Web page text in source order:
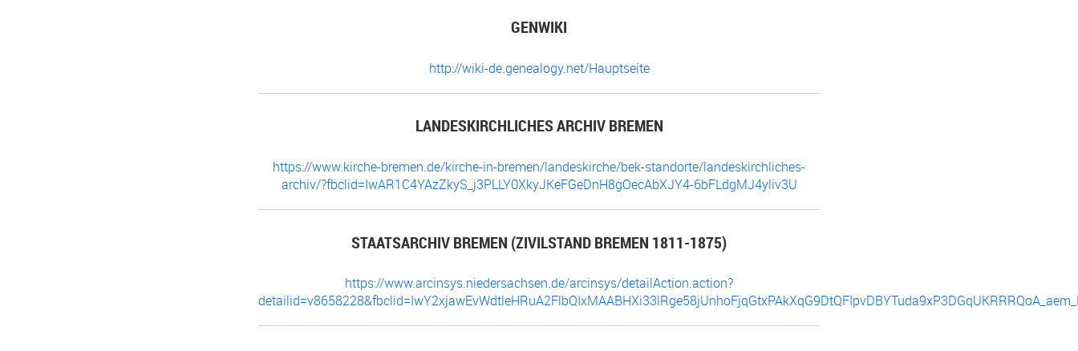
GENWIKI
http://wiki-de.genealogy.net/Hauptseite
LANDESKIRCHLICHES ARCHIV BREMEN
https://www.kirche-bremen.de/kirche-in-bremen/landeskirche/bek-standorte/landeskirchliches-
archiv/?fbclid=IwAR1C4YAzZkyS_j3PLLY0XkyJKeFGeDnH8gOecAbXJY4-6bFLdgMJ4yliv3U
STAATSARCHIV BREMEN (ZIVILSTAND BREMEN 1811-1875)
https://www.arcinsys.niedersachsen.de/arcinsys/detailAction.action?